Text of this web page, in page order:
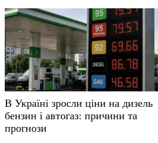
В Україні зросли ціни на дизель
бензин і автогаз: причини та
прогнози